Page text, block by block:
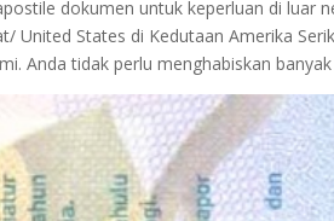
dokumen untuk keperluan di luar
United States di Kedutaan Amerika
Anda tidak perlu menghabiskan